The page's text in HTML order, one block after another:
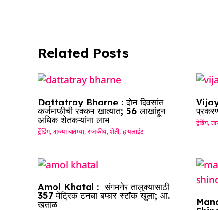
k
Related Posts
Dattatray Bharne : दोन दिवसांत
कर्जमाफीची रक्कम खात्यात; 56 लाखांहून
अधिक शेतकऱ्यांना लाभ
ट्रेंडिंग,ताज्या बातम्या,राजकीय,शेती,हायलाईट
ट्रेंडिंग,
Amol Khatal : संगमनेर तालुक्यासाठी
357 मेट्रिक टनचा बफार स्टॉक खुला; आ.
खताळ